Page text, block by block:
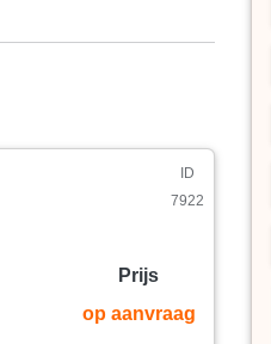
ID
7922
Prijs
op aanvraag